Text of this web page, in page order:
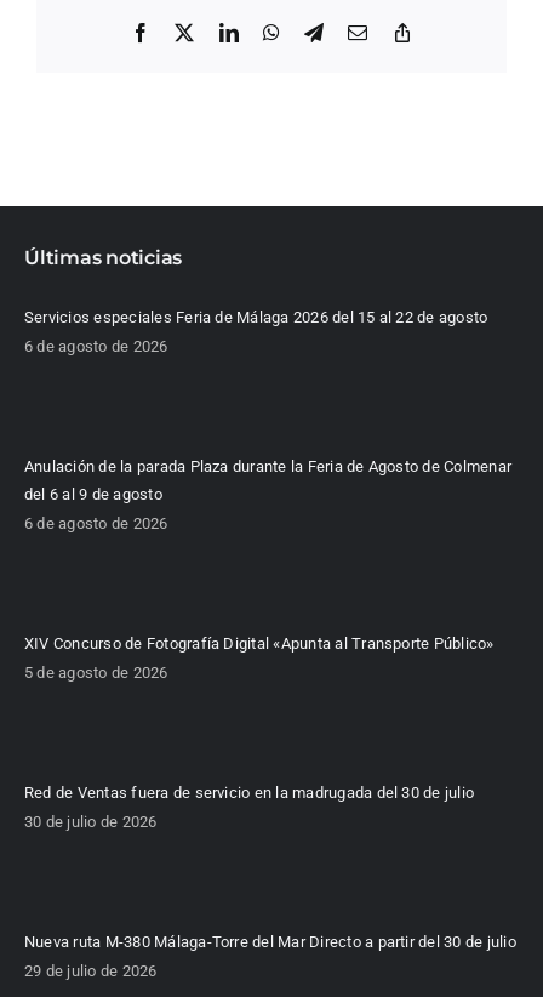
Facebook LinkedInWhatsApp
Telegram
Correo
Últimas noticias
Servicios especiales Feria de Málaga 2026 del 15 al 22 de agosto
6 de agosto de 2026
Anulación de la parada Plaza durante la Feria de Agosto de Colmenar
del 6 al 9 de agosto
6 de agosto de 2026
XIV Concurso de Fotografía Digital «Apunta al Transporte Público»
5 de agosto de 2026
Red de Ventas fuera de servicio en la madrugada del 30 de julio
30 de julio de 2026
Nueva ruta M-380 Málaga-Torre del Mar Directo a partir del 30 de julio
29 de julio de 2026